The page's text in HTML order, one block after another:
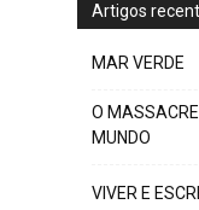
Artigos
MAR VERDE
O
MUNDO
VIVER E